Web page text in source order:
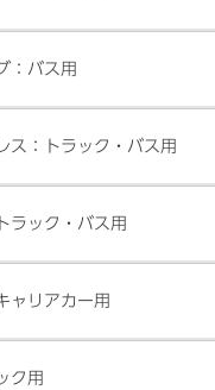
：バス用
ス：トラック・バス用
ラック・バス用
ャリアカー用
ク用